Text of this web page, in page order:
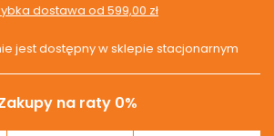
dostawa od 599,00 zł
jest dostępny w sklepie stacjonarnym
na raty 0%